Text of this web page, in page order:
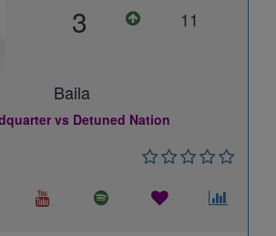
3 11
Baila
vs Detuned Nation